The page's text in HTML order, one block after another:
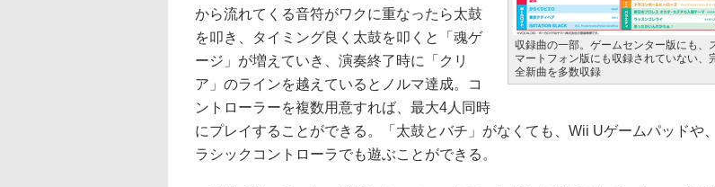
収録曲の一部。ゲームセンター版にも、
マートフォン版にも収録されていない、
全新曲を多数収録
から流れてくる音符がワクに重なったら太鼓
を叩き、タイミング良く太鼓を叩くと「魂ゲ
ージ」が増えていき、演奏終了時に「クリ
ア」のラインを越えているとノルマ達成。コ
ントローラーを複数用意すれば、最大4人同時
にプレイすることができる。「太鼓とバチ」がなくても、Wii Uゲームパッドや
ラシックコントローラでも遊ぶことができる。